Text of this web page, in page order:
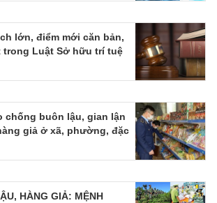
lớn, điểm mới căn bản,
trong Luật Sở hữu trí tuệ
chống buôn lậu, gian lận
giả ở xã, phường, đặc
HÀNG GIẢ: MỆNH